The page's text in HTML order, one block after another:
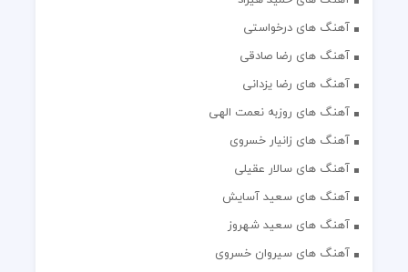
آهنگ های درخواستی
آهنگ های رضا صادقی
آهنگ های رضا یزدانی
آهنگ های روزبه نعمت الهی
آهنگ های زانیار خسروی
آهنگ های سالار عقیلی
آهنگ های سعید آسایش
آهنگ های سعید شهروز
آهنگ های سیروان خسروی